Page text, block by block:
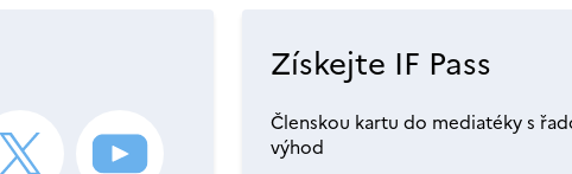
Získejte IF Pass
Členskou kartu do mediatéky s
výhod